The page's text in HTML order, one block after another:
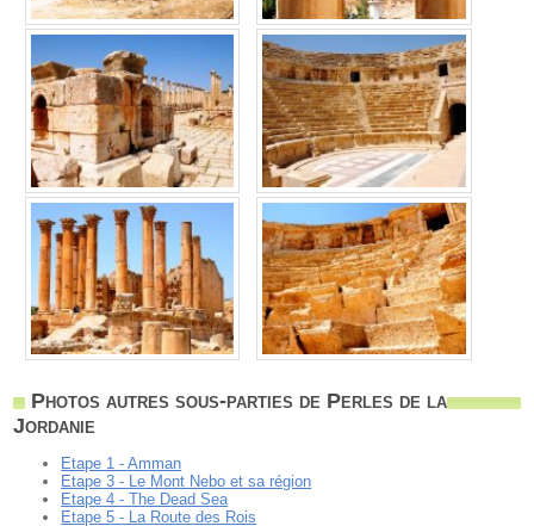
Photos autres sous-parties de Perles de la
Jordanie
Etape 1 - Amman
Etape 3 - Le Mont Nebo et sa région
Etape 4 - The Dead Sea
Etape 5 - La Route des Rois